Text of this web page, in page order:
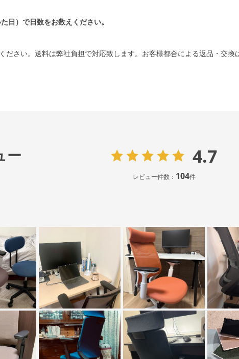
日）で日数をお数えください。
さい。送料は弊社負担で対応致します。お客様都合による返品・交換
ー 4.7
レビュー件数： 104件